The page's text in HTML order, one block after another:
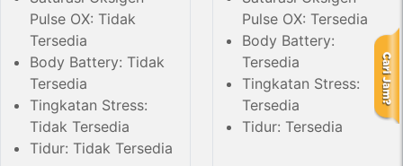
Pulse OX: Tidak
Tersedia
Body Battery: Tidak
Tersedia
Tingkatan Stress:
Tidak Tersedia
Tidur: Tidak Tersedia
Pulse OX: Tersedia
Body Battery:
Tersedia
Tingkatan Stress:
Tersedia
Tidur: Tersedia